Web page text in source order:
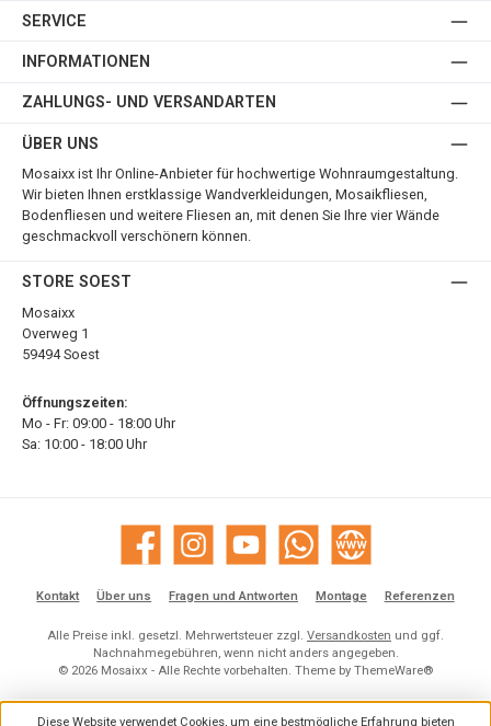
SERVICE
INFORMATIONEN
ZAHLUNGS- UND VERSANDARTEN
ÜBER UNS
Mosaixx ist Ihr Online-Anbieter für hochwertige Wohnraumgestaltung.
Wir bieten Ihnen erstklassige Wandverkleidungen, Mosaikfliesen,
Bodenfliesen und weitere Fliesen an, mit denen Sie Ihre vier Wände
geschmackvoll verschönern können.
STORE SOEST
Mosaixx
Overweg 1
59494 Soest
Öffnungszeiten:
Mo - Fr: 09:00 - 18:00 Uhr
Sa: 10:00 - 18:00 Uhr
Facebook Instagram YouTube WhatsApp Website
Kontakt Über uns Fragen und Antworten Montage Referenzen
Alle Preise inkl. gesetzl. Mehrwertsteuer zzgl. Versandkosten und ggf.
Nachnahmegebühren, wenn nicht anders angegeben.
© 2026 Mosaixx - Alle Rechte vorbehalten. Theme by ThemeWare®
Diese Website verwendet Cookies, um eine bestmögliche Erfahrung bieten